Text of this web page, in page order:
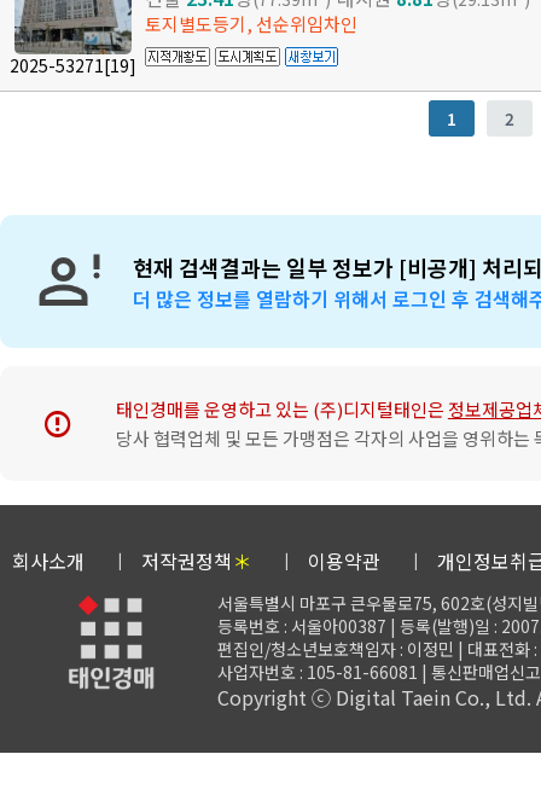
2025-53271[19]
토지별도등기, 선순위임차인
1 2
현재 검색결과는 일부 정보가 [비공개] 처리
더 많은 정보를 열람하기 위해서 로그인 후 검색해
error 태인경매를 운영하고 있는 (주)디지털태인은 정보제공업
당사 협력업체 및 모든 가맹점은 각자의 사업을 영위하
회사소개 저작권정책 ＊ 이용약관 개인정보취
서울특별시 마포구 큰우물로75, 602호(성지
등록번호 : 서울아00387 | 등록(발행)일 :
편집인/청소년보호책임자 : 이정민 | 대표전
사업자번호 : 105-81-66081 | 통신판매업
Copyright ⓒ Digital Taein Co., Ltd.